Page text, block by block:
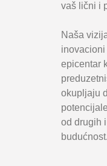
vaš lični i
Naša
inovacioni
epicentar
okupljaju
od drugih
budućnost.